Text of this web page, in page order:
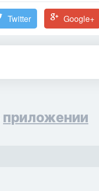
Twitter Google+
приложении